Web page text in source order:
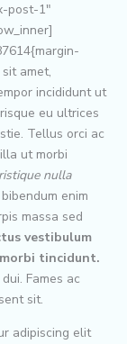
post-1″
amet,
incididunt ut
eu ultrices
Tellus orci ac
ut morbi
nulla
enim
massa sed
vestibulum
tincidunt.
Fames ac
sit.
adipiscing elit